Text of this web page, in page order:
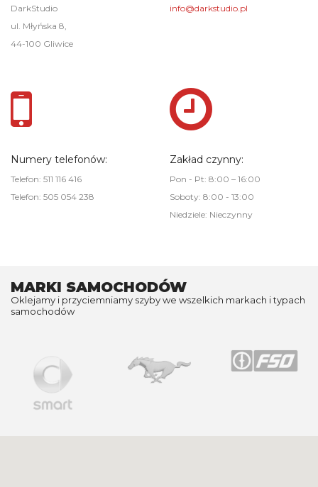
DarkStudio
ul. Młyńska 8,
44-100 Gliwice
info@darkstudio.pl
Numery telefonów:
Telefon: 511 116 416
Telefon: 505 054 238
Zakład czynny:
Pon - Pt: 8:00 – 16:00
Soboty: 8:00 - 13:00
Niedziele: Nieczynny
MARKI SAMOCHODÓW
Oklejamy i przyciemniamy szyby we wszelkich markach i typach
samochodów